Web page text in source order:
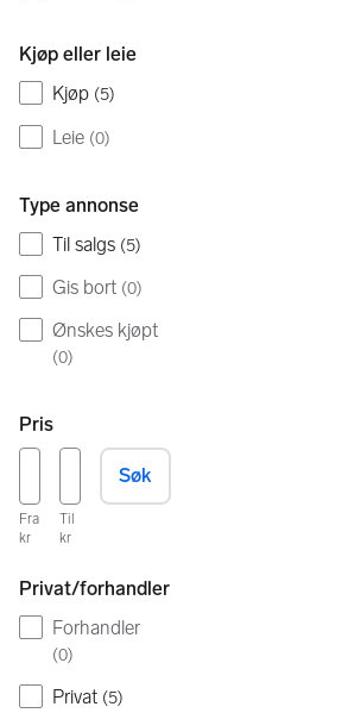
Kjøp eller leie
Kjøp (5)
Leie (0)
Type annonse
Til salgs (5)
Gis bort (0)
Ønskes kjøpt
(0)
Pris
Fra
kr
Til
kr
Søk
Privat/forhandler
Forhandler
(0)
Privat (5)